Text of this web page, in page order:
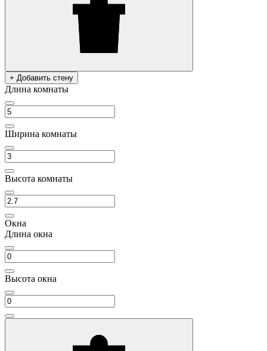
+ Добавить стену
Длина комнаты
Ширина комнаты
Высота комнаты
Окна
Длина окна
Высота окна